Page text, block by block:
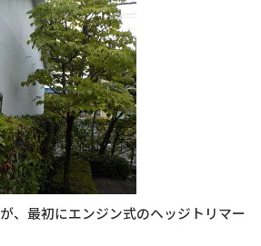
、最初にエンジン式のヘッジトリマー